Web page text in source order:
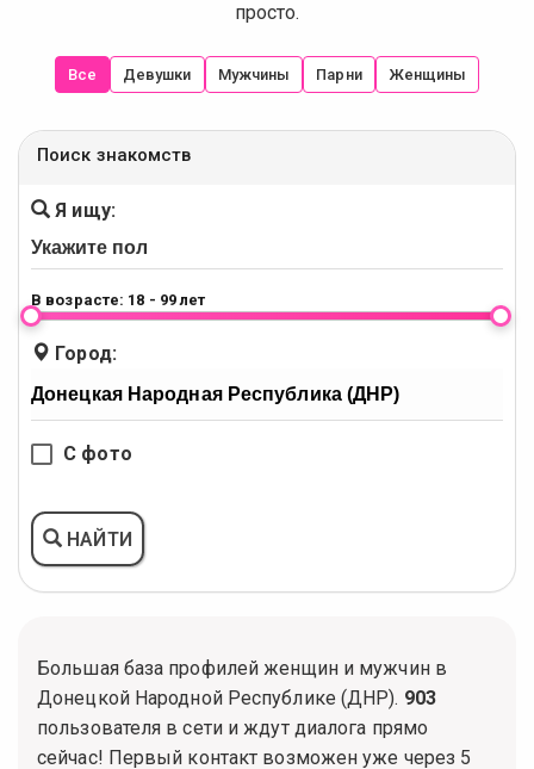
просто.
Все Девушки Мужчины Парни Женщины
Поиск знакомств
Я ищу:
В возрасте: 18 - 99 лет
Город:
С фото
НАЙТИ
Большая база профилей женщин и мужчин в
Донецкой Народной Республике (ДНР). 903
пользователя в сети и ждут диалога прямо
сейчас! Первый контакт возможен уже через 5